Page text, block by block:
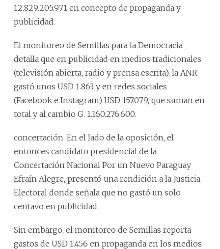
12.829.205.971 en concepto de propaganda y
publicidad.
El monitoreo de Semillas para la Democracia
detalla que en publicidad en medios tradicionales
(televisión abierta, radio y prensa escrita), la ANR
gastó unos USD 1.863 y en redes sociales
(Facebook e Instagram) USD 157.079, que suman en
total y al cambio G. 1.160.276.600.
concertación. En el lado de la oposición, el
entonces candidato presidencial de la
Concertación Nacional Por un Nuevo Paraguay
Efraín Alegre, presentó una rendición a la Justicia
Electoral donde señala que no gastó un solo
centavo en publicidad.
Sin embargo, el monitoreo de Semillas reporta
gastos de USD 1.456 en propaganda en los medios